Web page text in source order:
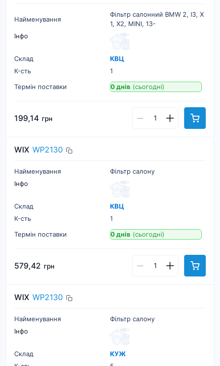
Найменування
Фільтр салонний BMW 2, I3, X
1, X2, MINI, 13-
Інфо
Склад
КВЦ
К-cть
1
Термін поставки
0 днів (сьогодні)
199,14 грн
WIX WP2130
Найменування
Фільтр салону
Інфо
Склад
КВЦ
К-cть
1
Термін поставки
0 днів (сьогодні)
579,42 грн
WIX WP2130
Найменування
Фільтр салону
Інфо
Склад
КУЖ